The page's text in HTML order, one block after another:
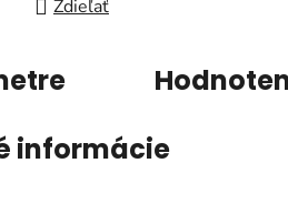
Zdieľať
informácie